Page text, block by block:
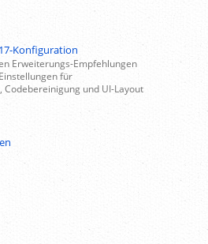
Konfiguration
Erweiterungs-Empfehlungen
für
und UI-Layout